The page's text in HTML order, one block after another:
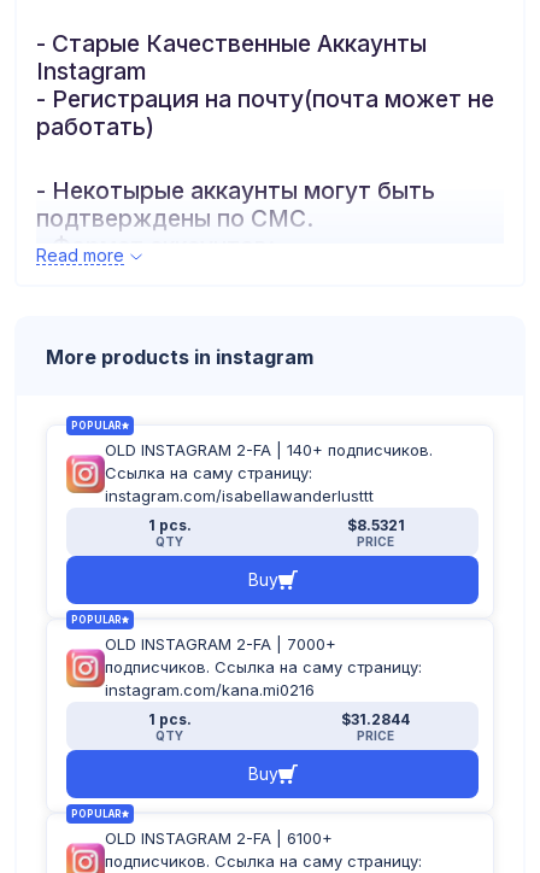
- Старые Качественные Аккаунты
Instagram
- Регистрация на почту(почта может не
работать)
- Некотырые аккаунты могут быть
подтверждены по СМС.
- Формат аккаунтов:
логин:пароль:почта:пароль_почты:2fa
Read more
More products in instagram
POPULAR
OLD INSTAGRAM 2-FA | 140+ подписчиков.
Ссылка на саму страницу:
instagram.com/isabellawanderlusttt
1 pcs.
QTY
$8.5321
PRICE
Buy
POPULAR
OLD INSTAGRAM 2-FA | 7000+
подписчиков. Ссылка на саму страницу:
instagram.com/kana.mi0216
1 pcs.
QTY
$31.2844
PRICE
Buy
POPULAR
OLD INSTAGRAM 2-FA | 6100+
подписчиков. Ссылка на саму страницу: